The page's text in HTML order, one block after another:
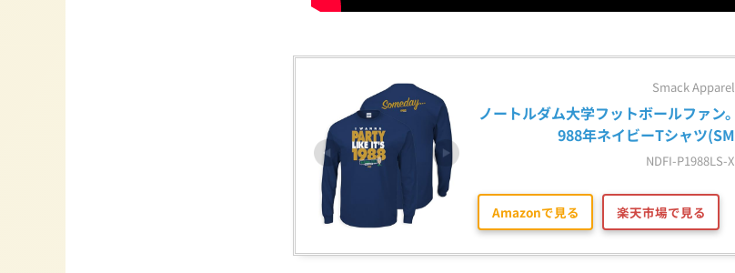
Smack Apparel
ノートルダム大学フットボールファ
988年ネイビーTシャツ
NDFI-P1988LS-
Amazonで見る 楽天市場で見る